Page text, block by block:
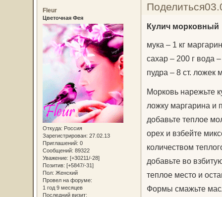
Поделиться
Fleur
Цветочная Фея
Откуда: Россия
Зарегистрирован: 27.02.13
Приглашений: 0
Сообщений: 89322
Уважение: [+30211/-28]
Позитив: [+5847/-31]
Пол: Женский
Провел на форуме:
1 год 9 месяцев
Последний визит:
Кулич морковный
мука – 1 кг
сахар – 200 г вода
пудра – 8 ст. ложек
Морковь нарежьте
ложку маргарина и
добавьте теплое
орех и взбейте
количеством
добавьте во
теплое место и
Формы смажьте